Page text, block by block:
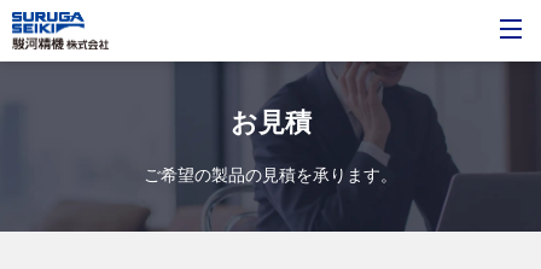
お見積
ご希望の製品の見積を承ります。